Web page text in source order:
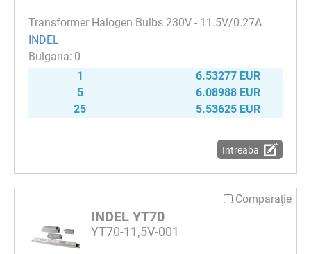
Transformer Halogen Bulbs 230V - 11.5V/0.27A
INDEL
0
1
6.53277 EUR
5
6.08988 EUR
25
5.53625 EUR
Intreaba
Comparaţie
INDEL YT70
YT70-11,5V-001